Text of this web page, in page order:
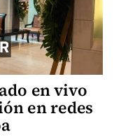
en vivo
en redes